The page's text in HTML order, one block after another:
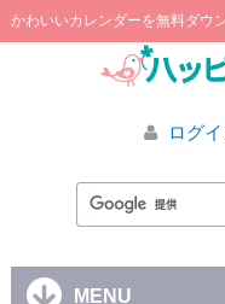
かわいいカレンダーを無料ダウ
ログ
MENU